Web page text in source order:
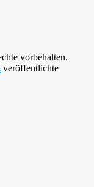
vorbehalten.
veröffentlichte